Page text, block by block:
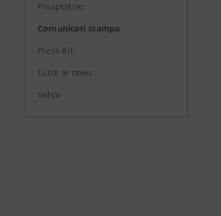
Prospettive
Comunicati stampa
Press Kit
Tutte le news
Video